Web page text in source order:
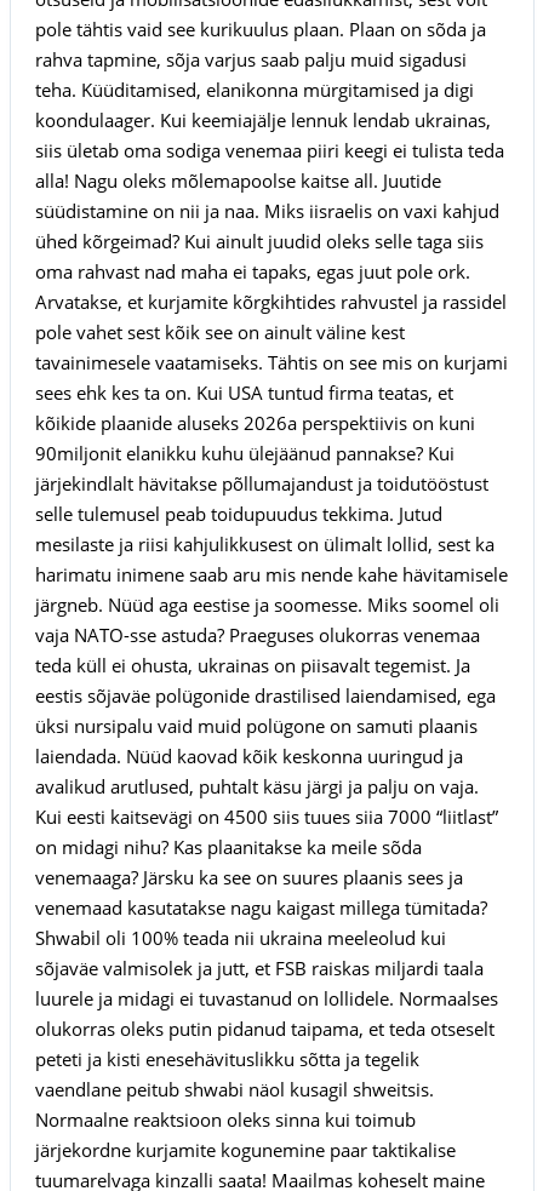
pole tähtis vaid see kurikuulus plaan. Plaan on sõda ja
rahva tapmine, sõja varjus saab palju muid sigadusi
teha. Küüditamised, elanikonna mürgitamised ja digi
koondulaager. Kui keemiajälje lennuk lendab ukrainas,
siis ületab oma sodiga venemaa piiri keegi ei tulista teda
alla! Nagu oleks mõlemapoolse kaitse all. Juutide
süüdistamine on nii ja naa. Miks iisraelis on vaxi kahjud
ühed kõrgeimad? Kui ainult juudid oleks selle taga siis
oma rahvast nad maha ei tapaks, egas juut pole ork.
Arvatakse, et kurjamite kõrgkihtides rahvustel ja rassidel
pole vahet sest kõik see on ainult väline kest
tavainimesele vaatamiseks. Tähtis on see mis on kurjami
sees ehk kes ta on. Kui USA tuntud firma teatas, et
kõikide plaanide aluseks 2026a perspektiivis on kuni
90miljonit elanikku kuhu ülejäänud pannakse? Kui
järjekindlalt hävitakse põllumajandust ja toidutööstust
selle tulemusel peab toidupuudus tekkima. Jutud
mesilaste ja riisi kahjulikkusest on ülimalt lollid, sest ka
harimatu inimene saab aru mis nende kahe hävitamisele
järgneb. Nüüd aga eestise ja soomesse. Miks soomel oli
vaja NATO-sse astuda? Praeguses olukorras venemaa
teda küll ei ohusta, ukrainas on piisavalt tegemist. Ja
eestis sõjaväe polügonide drastilised laiendamised, ega
üksi nursipalu vaid muid polügone on samuti plaanis
laiendada. Nüüd kaovad kõik keskonna uuringud ja
avalikud arutlused, puhtalt käsu järgi ja palju on vaja.
Kui eesti kaitsevägi on 4500 siis tuues siia 7000 “liitlast”
on midagi nihu? Kas plaanitakse ka meile sõda
venemaaga? Järsku ka see on suures plaanis sees ja
venemaad kasutatakse nagu kaigast millega tümitada?
Shwabil oli 100% teada nii ukraina meeleolud kui
sõjaväe valmisolek ja jutt, et FSB raiskas miljardi taala
luurele ja midagi ei tuvastanud on lollidele. Normaalses
olukorras oleks putin pidanud taipama, et teda otseselt
peteti ja kisti enesehävituslikku sõtta ja tegelik
vaendlane peitub shwabi näol kusagil shweitsis.
Normaalne reaktsioon oleks sinna kui toimub
järjekordne kurjamite kogunemine paar taktikalise
tuumarelvaga kinzalli saata! Maailmas koheselt maine